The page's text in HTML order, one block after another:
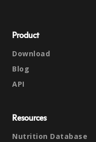
Product
Download
Blog
API
Resources
Nutrition Database